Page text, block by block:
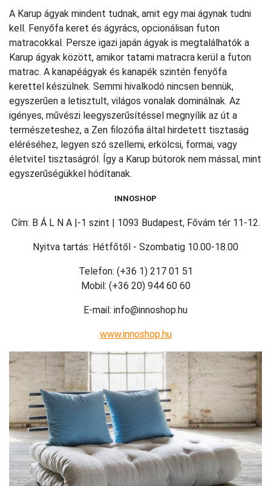
A Karup ágyak mindent tudnak, amit egy mai ágynak tudni
kell. Fenyőfa keret és ágyrács, opcionálisan futon
matracokkal. Persze igazi japán ágyak is megtalálhatók a
Karup ágyak között, amikor tatami matracra kerül a futon
matrac. A kanapéágyak és kanapék szintén fenyőfa
kerettel készülnek. Semmi hivalkodó nincsen bennük,
egyszerűen a letisztult, világos vonalak dominálnak. Az
igényes, művészi leegyszerűsítéssel megnyílik az út a
természeteshez, a Zen filozófia által hirdetett tisztaság
eléréséhez, legyen szó szellemi, erkölcsi, formai, vagy
életvitel tisztaságról. Így a Karup bútorok nem mással, mint
egyszerűségükkel hódítanak.
INNOSHOP
Cím: B Á L N A |-1 szint | 1093 Budapest, Fővám tér 11-12.
Nyitva tartás: Hétfőtől - Szombatig 10.00-18.00
Telefon: (+36 1) 217 01 51
Mobil: (+36 20) 944 60 60
E-mail: info@innoshop.hu
www.innoshop.hu